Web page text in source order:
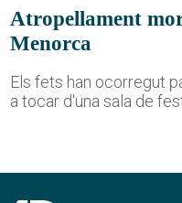
Atropellament
Menorca
Els fets han ocorregut
a tocar d'una sala de